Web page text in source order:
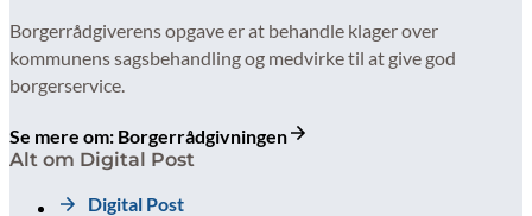
Borgerrådgiverens opgave er at behandle klager over
kommunens sagsbehandling og medvirke til at give god
borgerservice.
Se mere om: Borgerrådgivningen
Alt om Digital Post
Digital Post